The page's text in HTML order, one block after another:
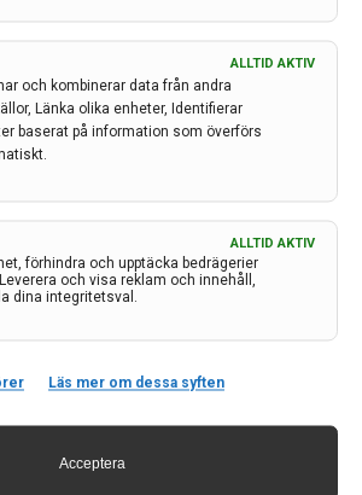
ALLTID AKTIV
och kombinerar data från andra
Länka olika enheter, Identifierar
baserat på information som överförs
förhindra och upptäcka bedrägerier
och visa reklam och innehåll,
dina integritetsval.
ALLTID AKTIV
Läs mer om dessa syften
Acceptera
Sverige